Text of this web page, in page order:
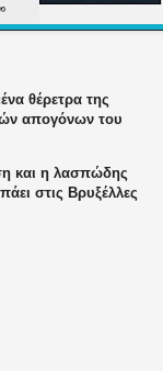
θέρετρα της
απογόνων του
και η λασπώδης
στις Βρυξέλλες